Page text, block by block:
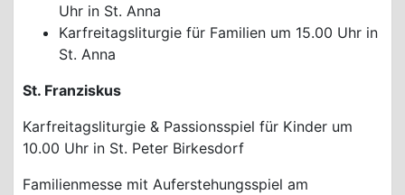
Uhr in St. Anna
Karfreitagsliturgie für Familien um 15.00 Uhr in
St. Anna
St. Franziskus
Karfreitagsliturgie & Passionsspiel für Kinder um
10.00 Uhr in St. Peter Birkesdorf
Familienmesse mit Auferstehungsspiel am